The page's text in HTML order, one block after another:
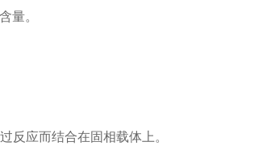
量。
反应而结合在固相载体上。